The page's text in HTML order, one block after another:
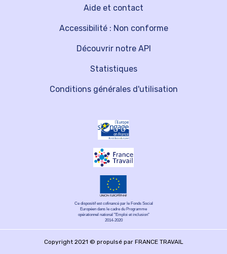
Découvrir notre API
Aide et contact
Statistiques
Accessibilité : Non conforme
Conditions générales d'utilisation
Ce dispositif est cofinancé par le Fonds Social
Européen dans le cadre du Programme
opérationnel national "Emploi et inclusion"
2014-2020
Copyright 2021 © propulsé par FRANCE TRAVAIL